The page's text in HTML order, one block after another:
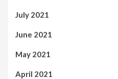
July 2021
June 2021
May 2021
April 2021